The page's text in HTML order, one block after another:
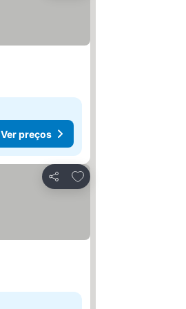
Ver preços
Partilhar
Adicionar aos favoritos